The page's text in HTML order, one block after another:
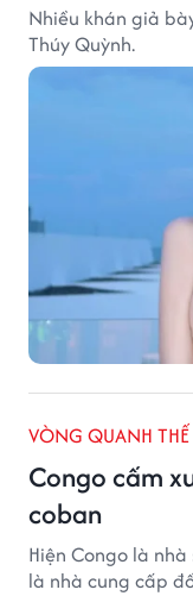
Nhiều khán giả
Thúy Quỳnh.
VÒNG QUANH
Congo cấm
coban
Hiện Congo là
là nhà cung cấp